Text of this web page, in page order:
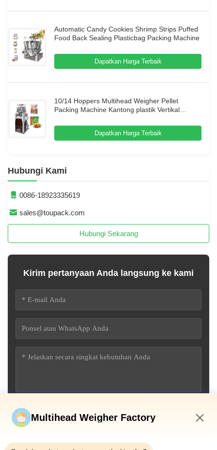
Automatic Candy Cookies Shrimp Strips Puffed
Food Back Sealing Plasticbag Packing Machine
Dapatkan Harga Terbaik
10/14 Hoppers Multihead Weigher Pellet
Packing Machine Kantong plastik Vertikal
Dapatkan Harga Terbaik
Hubungi Kami
0086-18923335619
sales@toupack.com
Hubungi Sekarang
Kirim pertanyaan Anda langsung ke kami
Multihead Weigher Factory